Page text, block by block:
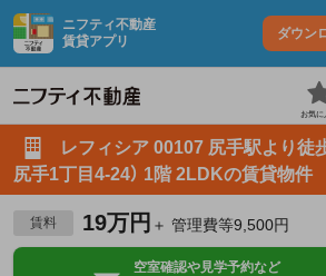
ニフティ不動産
賃貸アプリ
ダウン
お気に
レフィシア 00107 尻手駅より徒
尻手1丁目4-24） 1階 2LDKの賃貸物件
賃料 19万円 ＋ 管理費等9,500円
空室確認や見学予約など